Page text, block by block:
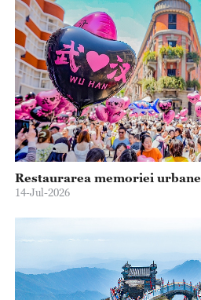
Restaurarea memoriei urbane
14-Jul-2026